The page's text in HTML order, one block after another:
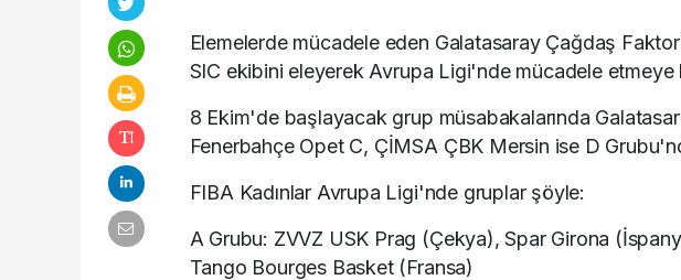
Elemelerde mücadele eden Galatasaray Çağdaş
SIC ekibini eleyerek Avrupa Ligi'nde mücadele etmeye
8 Ekim'de başlayacak grup müsabakalarında
Fenerbahçe Opet C, ÇİMSA ÇBK Mersin ise D
FIBA Kadınlar Avrupa Ligi'nde gruplar şöyle:
A Grubu: ZVVZ USK Prag (Çekya), Spar Girona
Tango Bourges Basket (Fransa)